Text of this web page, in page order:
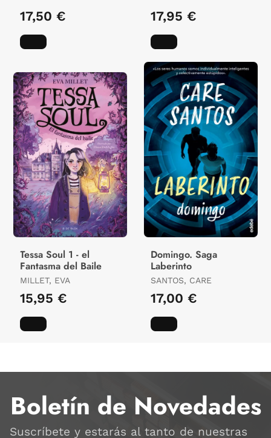
17,50 € 17,95 €
Tessa Soul 1 - el
Fantasma del Baile
MILLET, EVA
15,95 €
Domingo. Saga
Laberinto
SANTOS, CARE
17,00 €
Boletín de Novedades
Suscríbete y estarás al tanto de nuestras